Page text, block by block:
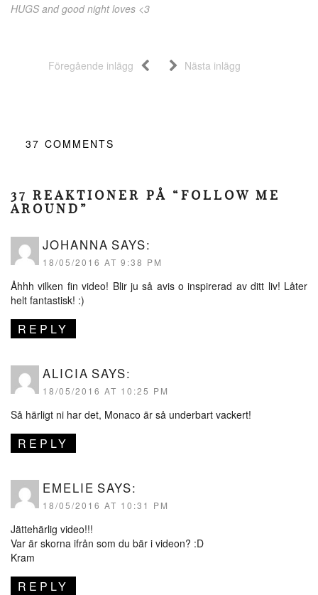
HUGS and good night loves <3
Föregående inlägg Nästa inlägg
37 COMMENTS
37 REAKTIONER PÅ “FOLLOW ME
AROUND”
JOHANNA SAYS:
18/05/2016 AT 9:38 PM
Åhhh vilken fin video! Blir ju så avis o inspirerad av ditt liv! Låter
helt fantastisk! :)
REPLY
ALICIA SAYS:
18/05/2016 AT 10:25 PM
Så härligt ni har det, Monaco är så underbart vackert!
REPLY
EMELIE SAYS:
18/05/2016 AT 10:31 PM
Jättehärlig video!!!
Var är skorna ifrån som du bär i videon? :D
Kram
REPLY